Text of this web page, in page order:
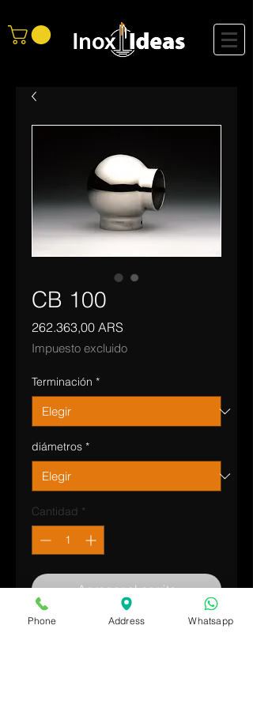
CB 100
262.363,00 ARS
Impuesto excluido
Terminación *
diámetros *
Cantidad *
Agregar al carrito
Phone Address Whatsapp